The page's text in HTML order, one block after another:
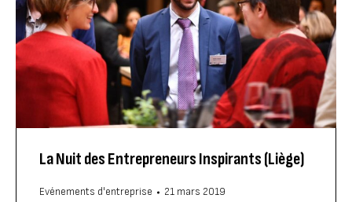
La Nuit des Entrepreneurs Inspirants (Liège)
Evénements d'entreprise 21 mars 2019